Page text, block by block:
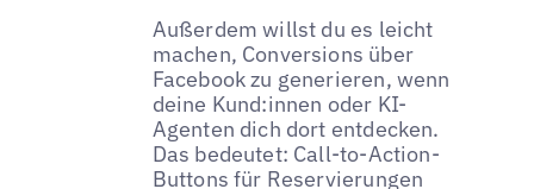
Außerdem willst du es leicht
machen, Conversions über
Facebook zu generieren, wenn
deine Kund:innen oder KI-
Agenten dich dort entdecken.
Das bedeutet: Call-to-Action-
Buttons für Reservierungen